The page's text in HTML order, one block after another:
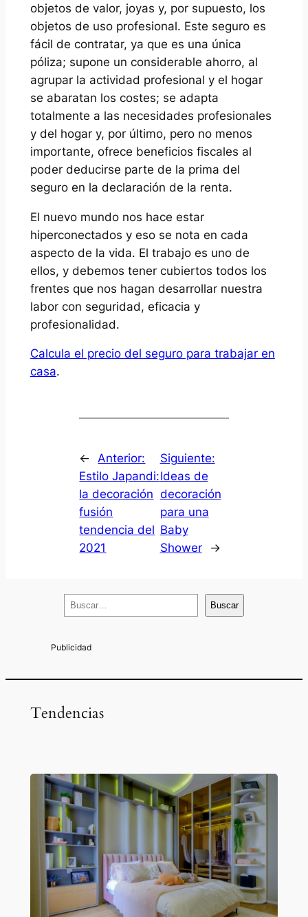
objetos de valor, joyas y, por supuesto, los
objetos de uso profesional. Este seguro es
fácil de contratar, ya que es una única
póliza; supone un considerable ahorro, al
agrupar la actividad profesional y el hogar
se abaratan los costes; se adapta
totalmente a las necesidades profesionales
y del hogar y, por último, pero no menos
importante, ofrece beneficios fiscales al
poder deducirse parte de la prima del
seguro en la declaración de la renta.
El nuevo mundo nos hace estar
hiperconectados y eso se nota en cada
aspecto de la vida. El trabajo es uno de
ellos, y debemos tener cubiertos todos los
frentes que nos hagan desarrollar nuestra
labor con seguridad, eficacia y
profesionalidad.
Calcula el precio del seguro para trabajar en
casa.
←
Anterior:
Estilo Japandi:
la decoración
fusión
tendencia del
2021
Siguiente:
Ideas de
decoración
para una
Baby
Shower
→
u
Buscar
Tendencias